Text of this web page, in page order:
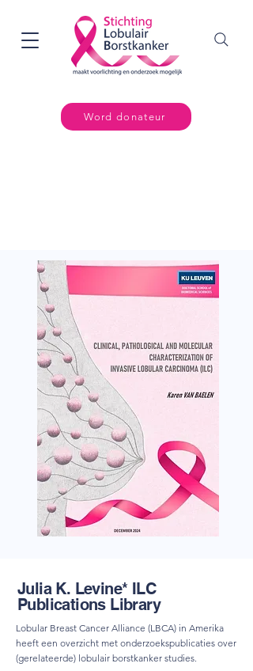
Word donateur
Julia K. Levine* ILC
Publications Library
​Lobular Breast Cancer Alliance (LBCA) in Amerika
heeft een overzicht met onderzoekspublicaties over
(gerelateerde) lobulair borstkanker studies.